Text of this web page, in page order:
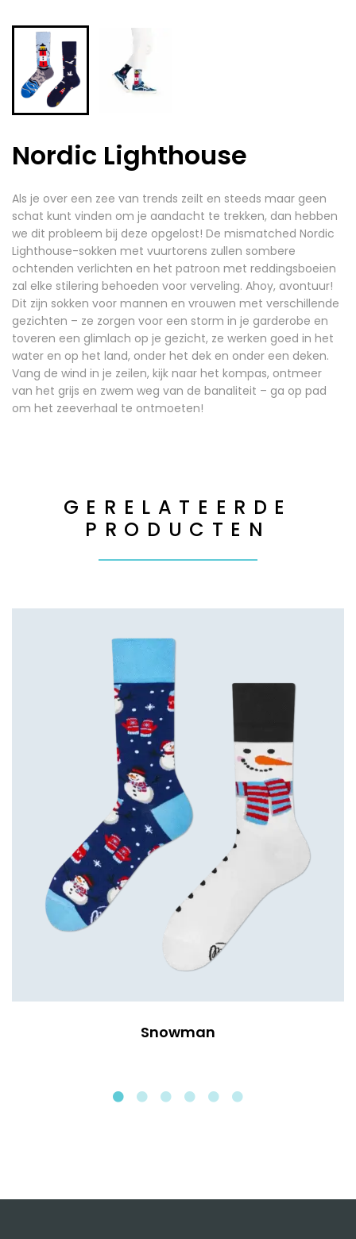
Nordic Lighthouse
Als je over een zee van trends zeilt en steeds maar geen
schat kunt vinden om je aandacht te trekken, dan hebben
we dit probleem bij deze opgelost! De mismatched Nordic
Lighthouse-sokken met vuurtorens zullen sombere
ochtenden verlichten en het patroon met reddingsboeien
zal elke stilering behoeden voor verveling. Ahoy, avontuur!
Dit zijn sokken voor mannen en vrouwen met verschillende
gezichten – ze zorgen voor een storm in je garderobe en
toveren een glimlach op je gezicht, ze werken goed in het
water en op het land, onder het dek en onder een deken.
Vang de wind in je zeilen, kijk naar het kompas, ontmeer
van het grijs en zwem weg van de banaliteit – ga op pad
om het zeeverhaal te ontmoeten!
GERELATEERDE
PRODUCTEN
Snowman